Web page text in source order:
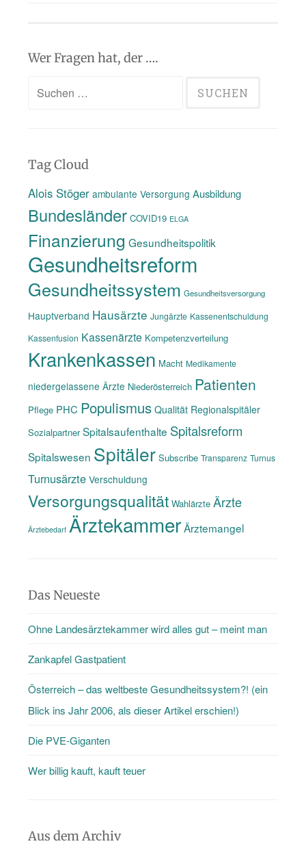
Wer Fragen hat, der ….
Suchen
Tag Cloud
Alois Stöger ambulante Versorgung Ausbildung
Bundesländer COVID19 ELGA
Finanzierung Gesundheitspolitik
Gesundheitsreform
Gesundheitssystem Gesundheitsversorgung
Hauptverband Hausärzte Jungärzte Kassenentschuldung
Kassenfusion Kassenärzte Kompetenzverteilung
Krankenkassen Macht Medikamente
niedergelassene Ärzte Niederösterreich Patienten
Pflege PHC Populismus Qualität Regionalspitäler
Sozialpartner Spitalsaufenthalte Spitalsreform
Spitalswesen Spitäler Subscribe Transparenz Turnus
Turnusärzte Verschuldung
Versorgungsqualität Wahlärzte Ärzte
Ärztebedarf ÄrztekammerÄrztemangel
Das Neueste
Ohne Landesärztekammer wird alles gut – meint man
Zankapfel Gastpatient
Österreich – das weltbeste Gesundheitssystem?! (ein
Blick ins Jahr 2006, als dieser Artikel erschien!)
Die PVE-Giganten
Wer billig kauft, kauft teuer
Aus dem Archiv